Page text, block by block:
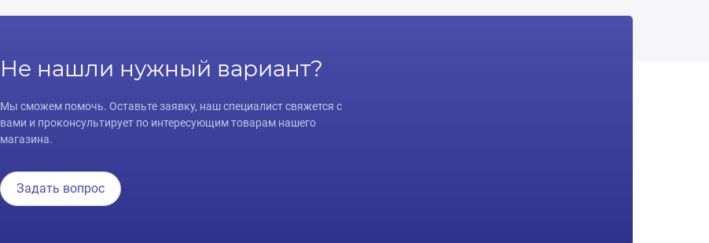
Не нашли нужный вариант?
Мы сможем помочь. Оставьте заявку, наш специалист свяжется с
вами и проконсультирует по интересующим товарам нашего
магазина.
Задать вопрос